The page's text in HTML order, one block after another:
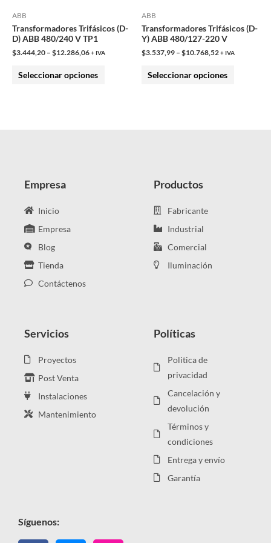
ABB
Transformadores Trifásicos (D-
D) ABB 480/240 V TP1
$3.444,20 – $12.286,06+ IVA
Seleccionar opciones
elegir
ABB
Transformadores Trifásicos (D-
Y) ABB 480/127-220 V
$3.537,99 – $10.768,52+ IVA
Seleccionar opciones
elegir
Empresa
Inicio
Empresa
Blog
Tienda
Contáctenos
Productos
Fabricante
Industrial
Comercial
Iluminación
Servicios
Proyectos
Post Venta
Instalaciones
Mantenimiento
Políticas
Politica de
privacidad
Cancelación y
devolución
Términos y
condiciones
Entrega y envío
Garantía
Síguenos: